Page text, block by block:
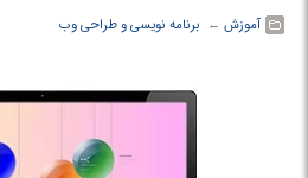
آموزش ← ‏ برنامه نویسی و طراحی وب